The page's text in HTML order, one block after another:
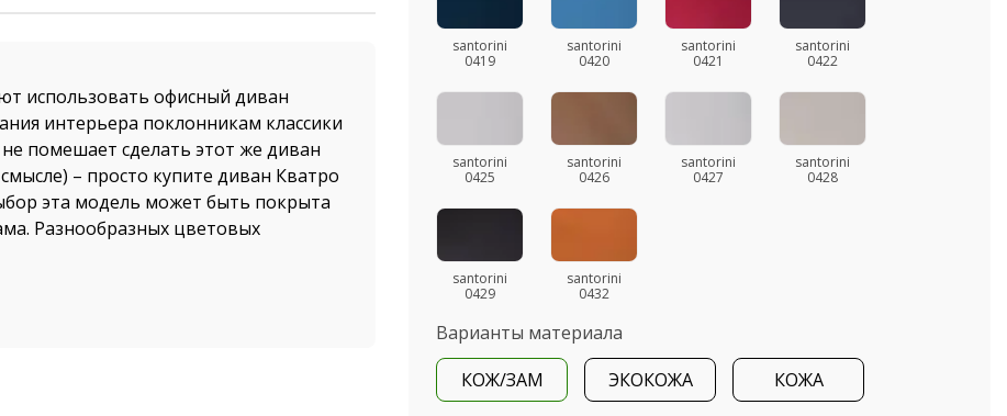
использовать офисный диван
интерьера поклонникам классики
помешает сделать этот же диван
– просто купите диван Кватро
эта модель может быть покрыта
Разнообразных цветовых
экологическим стандартам,
santorini
0419
santorini
0420
santorini
0421
santorini
0422
santorini
0425
santorini
0426
santorini
0427
santorini
0428
santorini
0429
santorini
0432
Варианты материала
КОЖ/ЗАМ
ЭКОКОЖА КОЖА